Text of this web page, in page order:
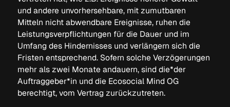
und andere unvorhersehbare, mit zumutbaren
Mitteln nicht abwendbare Ereignisse, ruhen die
Leistungsverpflichtungen für die Dauer und im
Umfang des Hindernisses und verlängern sich die
Fristen entsprechend. Sofern solche Verzögerungen
mehr als zwei Monate andauern, sind die*der
Auftraggeber*in und die Ecosocial Mind OG
berechtigt, vom Vertrag zurückzutreten.